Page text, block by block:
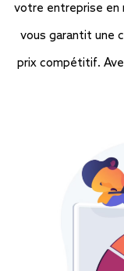
votre entreprise en
vous garantit une
prix compétitif.